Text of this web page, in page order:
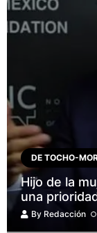
DE TOCHO-
Hijo de la
una
By Redacción